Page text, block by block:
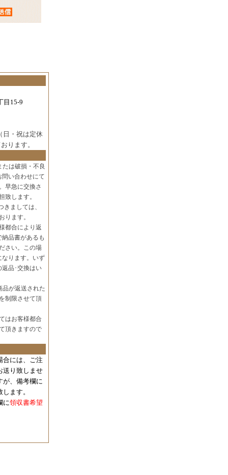
15-9
日・祝は定休
ります。
は破損・不良
い合わせにて
早急に交換さ
致します。
ましては、
ります。
都合により返
品書があるも
さい。この場
なります。いず
品･交換はい
品が返送された
制限させて頂
はお客様都合
頂きますので
には、 ご注
送り致しませ
が、備考欄に
ます。
に領収書希望